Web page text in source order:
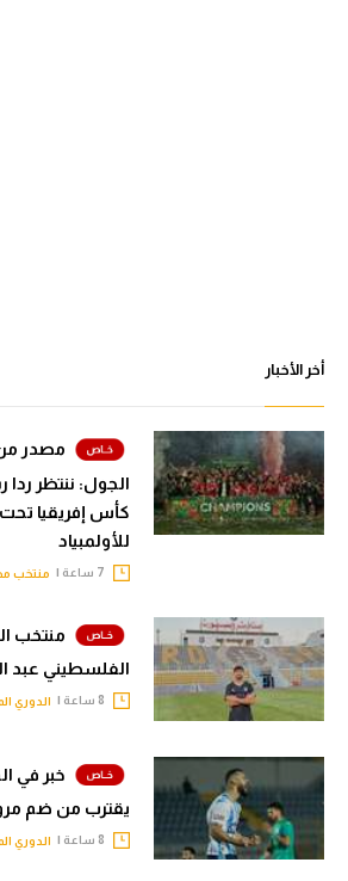
أخر الأخبار
مصدر من
الجول: ننتظر
للأولمبياد
منتخب
منتخب
الفلسطيني عبد
الدوري
خبر في
يقترب من ضم
الدوري